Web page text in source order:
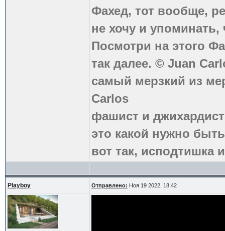
Фахед, тот вообще,
не хочу и
Посмотри на этого
так далее. © Juan
самый мерзкий из
Carlos
фашист и
это какой нужно
вот так, исподтишка
Playboy Отправлено: Ноя 19 2022, 18:42